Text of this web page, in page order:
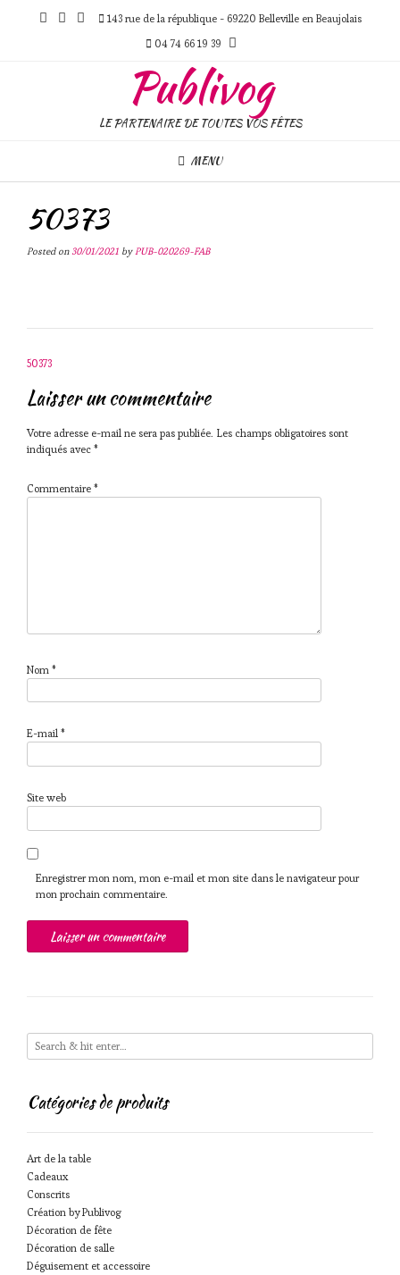
143 rue de la république - 69220 Belleville en Beaujolais
04 74 66 19 39
Publivog
LE PARTENAIRE DE TOUTES VOS FÊTES
MENU
50373
Posted on 30/01/2021 byPUB-020269-FAB
Post
50373
Laisser un commentaire
Votre adresse e-mail ne sera pas publiée. Les champs obligatoires sont
indiqués avec *
Commentaire *
Nom *
E-mail *
Site web
Enregistrer mon nom, mon e-mail et mon site dans le navigateur pour
mon prochain commentaire.
Catégories de produits
Art de la table
Cadeaux
Conscrits
Création by Publivog
Décoration de fête
Décoration de salle
Déguisement et accessoire